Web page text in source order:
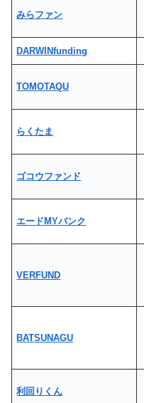
みらファン
DARWINfunding
TOMOTAQU
らくたま
ゴコウファンド
エードMYバンク
VERFUND
BATSUNAGU
利回りくん